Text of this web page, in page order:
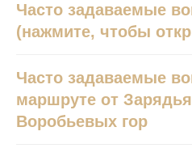
Часто задаваемые
(нажмите, чтобы
Часто задаваемые
маршруте от
Воробьевых гор